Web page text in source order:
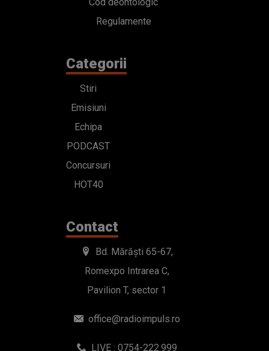
Cod deontologic
Regulamente
Categorii
Stiri
Emisiuni
Echipa
PODCAST
Concursuri
HOT40
Contact
Bd. Mărăști 65-67,
Romexpo Intrarea C,
Pavilion T, sector 1
office@radioimpuls.ro
LIVE : 0754-222.999